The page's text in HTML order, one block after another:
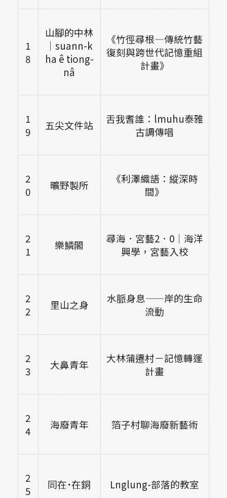
1
8
山腳的中林
｜suann-k
ha ê tiong-
nâ
《竹徑尋根—傳統竹藝
復刻與跨世代記憶重組
計畫》
1
9
五尖文件站
舌我耆誰：lmuhu泰雅
古調傳唱
2
0
曠野製所
《利澤織語：縱深時
間》
2
1
樂鱗閣
尋海．宮藝2．0｜海洋
興學，宮藝入校
2
2
里山之身
水脈身息——岸的生命
流動
2
3
大鼻青年
大林蒲遷村－記憶轉運
計畫
2
4
海廢青年 箔子村聊海廢新藝術
2
5
同在˙在銅 Lnglung-部落的教室